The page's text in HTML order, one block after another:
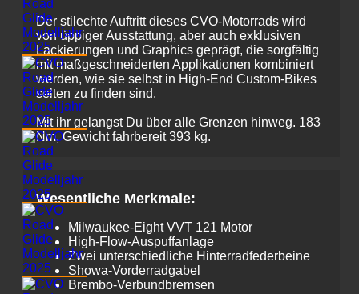
Der stilechte Auftritt dieses CVO-Motorrads wird
von üppiger Ausstattung, aber auch exklusiven
Lackierungen und Graphics geprägt, die sorgfältig
mit maßgeschneiderten Applikationen kombiniert
werden, wie sie selbst in High-End Custom-Bikes
selten zu finden sind.
Mit ihr gelangst Du über alle Grenzen hinweg. 183
Nm, Gewicht fahrbereit 393 kg.
Wesentliche Merkmale:
Milwaukee-Eight VVT 121 Motor
High-Flow-Auspuffanlage
Zwei unterschiedliche Hinterradfederbeine
Showa-Vorderradgabel
Brembo-Verbundbremsen